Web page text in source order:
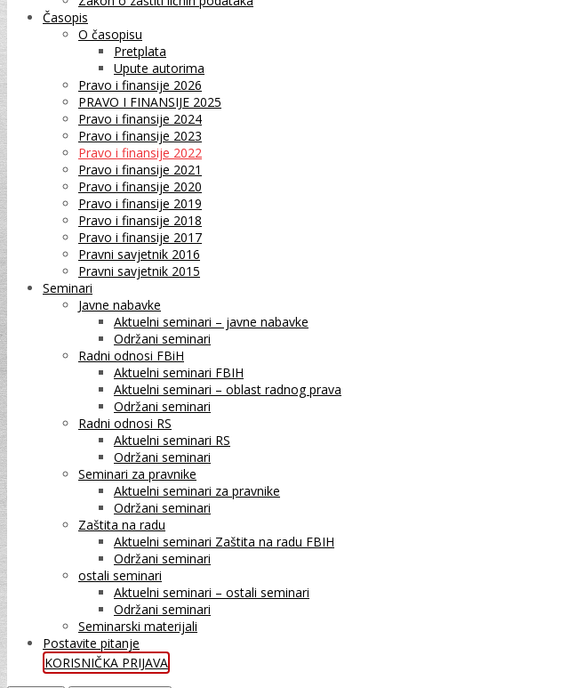
Časopis
O časopisu
Pretplata
Upute autorima
Pravo i finansije 2026
PRAVO I FINANSIJE 2025
Pravo i finansije 2024
Pravo i finansije 2023
Pravo i finansije 2022
Pravo i finansije 2021
Pravo i finansije 2020
Pravo i finansije 2019
Pravo i finansije 2018
Pravo i finansije 2017
Pravni savjetnik 2016
Pravni savjetnik 2015
Seminari
Javne nabavke
Aktuelni seminari – javne nabavke
Održani seminari
Radni odnosi FBiH
Aktuelni seminari FBIH
Aktuelni seminari – oblast radnog prava
Održani seminari
Radni odnosi RS
Aktuelni seminari RS
Održani seminari
Seminari za pravnike
Aktuelni seminari za pravnike
Održani seminari
Zaštita na radu
Aktuelni seminari Zaštita na radu FBIH
Održani seminari
ostali seminari
Aktuelni seminari – ostali seminari
Održani seminari
Seminarski materijali
Postavite pitanje
KORISNIČKA PRIJAVA